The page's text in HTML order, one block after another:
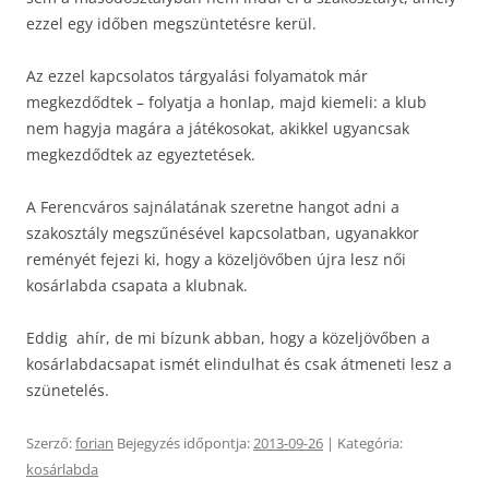
ezzel egy időben megszüntetésre kerül.
Az ezzel kapcsolatos tárgyalási folyamatok már
megkezdődtek – folyatja a honlap, majd kiemeli: a klub
nem hagyja magára a játékosokat, akikkel ugyancsak
megkezdődtek az egyeztetések.
A Ferencváros sajnálatának szeretne hangot adni a
szakosztály megszűnésével kapcsolatban, ugyanakkor
reményét fejezi ki, hogy a közeljövőben újra lesz női
kosárlabda csapata a klubnak.
Eddig ahír, de mi bízunk abban, hogy a közeljövőben a
kosárlabdacsapat ismét elindulhat és csak átmeneti lesz a
szünetelés.
Szerző:forian Bejegyzés időpontja:2013-09-26 | Kategória:
kosárlabda